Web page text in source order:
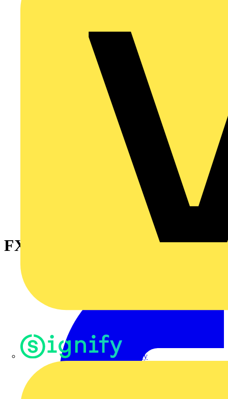
Signify
FX 50 24kV SV